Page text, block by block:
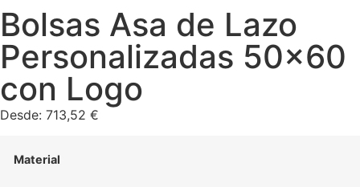
Bolsas Asa de Lazo
Personalizadas 50×60
con Logo
Desde: 713,52 €
Material